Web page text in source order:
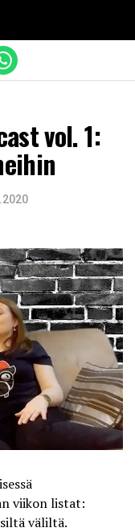
vol. 1:
viikon listat:
väliltä.